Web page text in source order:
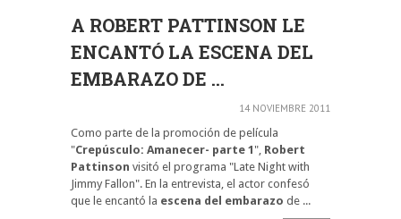
A ROBERT PATTINSON LE
ENCANTÓ LA ESCENA DEL
EMBARAZO DE ...
14 NOVIEMBRE 2011
Como parte de la promoción de película
"Crepúsculo: Amanecer- parte 1 ", Robert
Pattinson visitó el programa "Late Night with
Jimmy Fallon". En la entrevista, el actor confesó
que le encantó la escena del embarazo de ...